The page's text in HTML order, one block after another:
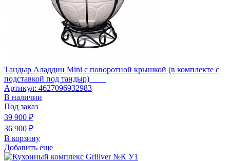
Тандыр Аладдин Mini с поворотной крышкой (в комплекте с
подставкой под тандыр)
Артикул: 4627096932983
В наличии
Под заказ
39 900 ₽
36 900 ₽
В корзину
Добавить еще